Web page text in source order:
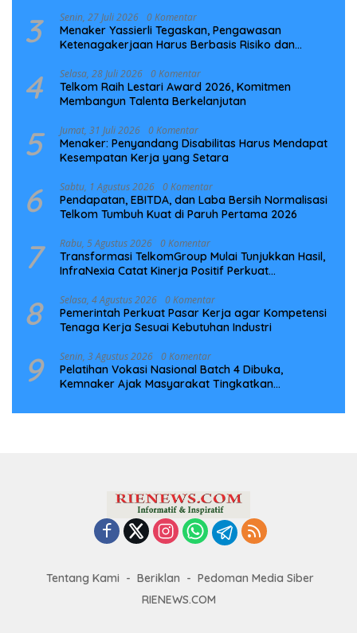
3 Senin, 27 Juli 2026 0 Komentar
Menaker Yassierli Tegaskan, Pengawasan
Ketenagakerjaan Harus Berbasis Risiko dan
4 Selasa, 28 Juli 2026 0 Komentar
Telkom Raih Lestari Award 2026, Komitmen
Membangun Talenta Berkelanjutan
5 Jumat, 31 Juli 2026 0 Komentar
Menaker: Penyandang Disabilitas Harus Mendapat
Kesempatan Kerja yang Setara
6 Sabtu, 1 Agustus 2026 0 Komentar
Pendapatan, EBITDA, dan Laba Bersih Normalisasi
Telkom Tumbuh Kuat di Paruh Pertama 2026
7 Rabu, 5 Agustus 2026 0 Komentar
Transformasi TelkomGroup Mulai Tunjukkan Hasil,
InfraNexia Catat Kinerja Positif Perkuat
8 Selasa, 4 Agustus 2026 0 Komentar
Pemerintah Perkuat Pasar Kerja agar Kompetensi
Tenaga Kerja Sesuai Kebutuhan Industri
9 Senin, 3 Agustus 2026 0 Komentar
Pelatihan Vokasi Nasional Batch 4 Dibuka,
Kemnaker Ajak Masyarakat Tingkatkan
Tentang Kami Beriklan
Pedoman Media Siber
RIENEWS.COM